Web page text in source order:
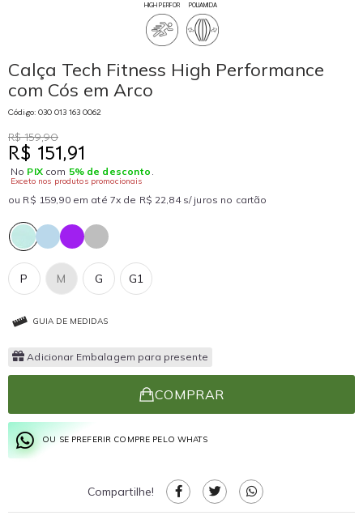
HIGH PERFOR POLIAMIDA
Calça Tech Fitness High Performance
com Cós em Arco
Código: 030 013 163 0062
R$ 159,90
R$ 151,91
No PIXcom 5% de desconto .
Exceto nos produtos promocionais
ou R$ 159,90 em até 7x de R$ 22,84 s/ juros no cartão
P G1
G
M
GUIA DE MEDIDAS
Adicionar Embalagem para presente
COMPRAR
OU SE PREFERIR COMPRE PELO WHATS
Compartilhe!